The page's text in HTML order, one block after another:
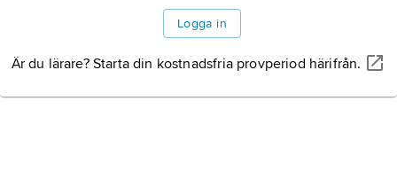
Logga in
Är du lärare? Starta din kostnadsfria provperiod härifrån.